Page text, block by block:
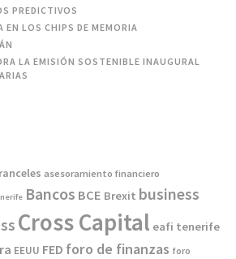
PREDICTIVOS
EN LOS CHIPS DE MEMORIA
LA EMISIÓN SOSTENIBLE INAUGURAL
asesoramiento financiero
Bancos BCE Brexit business
Cross Capital eafi tenerife
EEUU FED foro de finanzas foro